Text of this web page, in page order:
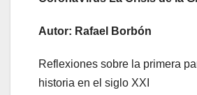
Autor: Rafael Borbón
Reflexiones sobre la primera
historia en el siglo XXI